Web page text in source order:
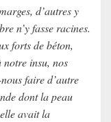
d’autres y
n’y fasse racines.
forts de béton,
notre insu, nos
faire d’autre
dont la peau
avait la